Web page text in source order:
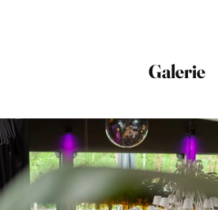
Galerie